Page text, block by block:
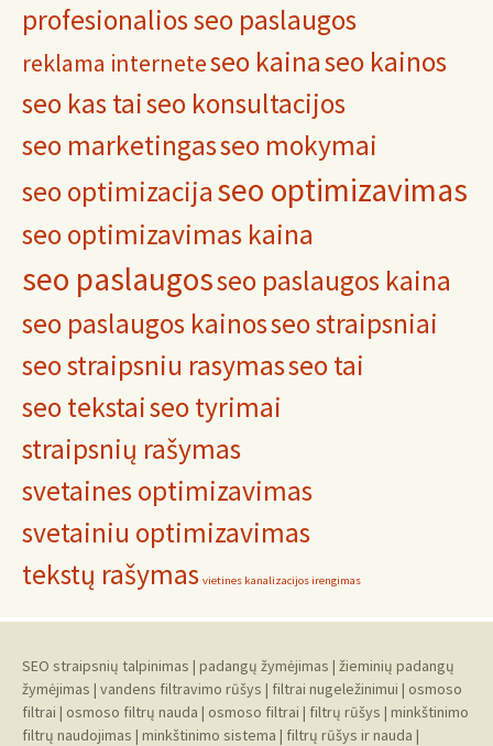
profesionalios seo paslaugos
reklama interneteseo kainaseo kainos
seo kas taiseo konsultacijos
seo marketingasseo mokymai
seo optimizacijaseo optimizavimas
seo optimizavimas kaina
seo paslaugosseo paslaugos kaina
seo paslaugos kainosseo straipsniai
seo straipsniu rasymasseo tai
seo tekstaiseo tyrimai
straipsnių rašymas
svetaines optimizavimas
svetainiu optimizavimas
tekstų rašymas vietines kanalizacijos irengimas
SEO straipsnių talpinimas | padangų žymėjimas | žieminių padangų
žymėjimas | vandens filtravimo rūšys | filtrai nugeležinimui | osmoso
filtrai | osmoso filtrų nauda | osmoso filtrai | filtrų rūšys | minkštinimo
filtrų naudojimas | minkštinimo sistema | filtrų rūšys ir nauda |